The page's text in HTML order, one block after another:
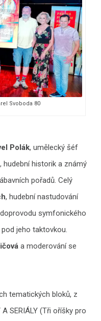
Svoboda 80
Polák, umělecký šéf
hudební historik a známý
pořadů. Celý
, hudební nastudování
symfonického
jeho taktovkou.
a moderování se
tematických bloků, z
SERIÁLY (Tři oříšky pro